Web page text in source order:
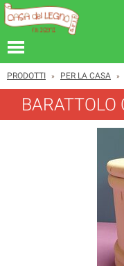
PRODOTTI » PER LA CASA »
BARATTOLO